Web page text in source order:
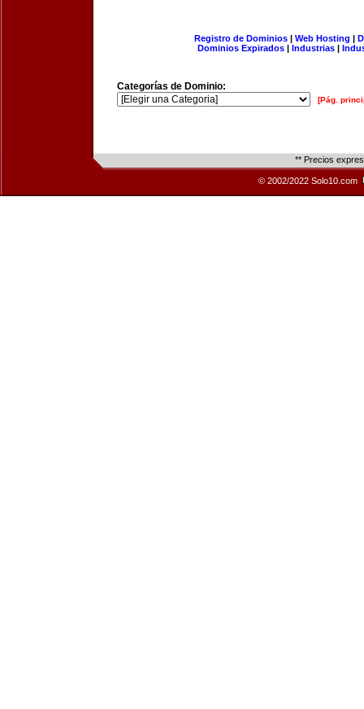
Registro de Dominios| Web Hosting |
Dominios Expirados | Industrias |
Categorías de Dominio:
[Pág.
** Precios
© 2002/2022 Solo10.com